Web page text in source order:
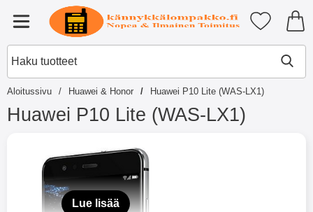
Valikko Ostoskori laajennettu TibroSuosikkini
Aloitussivu Huawei & Honor Huawei P10 Lite (WAS-LX1)
Huawei P10 Lite (WAS-LX1)
Lue lisää